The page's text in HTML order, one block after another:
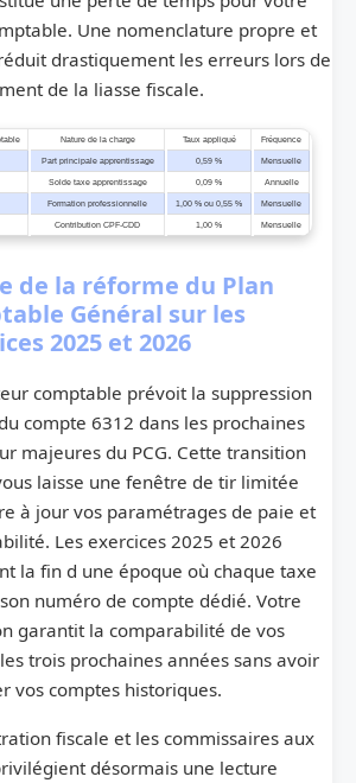
Une nomenclature propre et
drastiquement les erreurs lors de
de la liasse fiscale.
Nature de la charge Taux appliqué Fréquence
Part principale apprentissage 0,59 % Mensuelle
Solde taxe apprentissage 0,09 % Annuelle
Formation professionnelle 1,00 % ou 0,55 % Mensuelle
Contribution CPF-CDD 1,00 % Mensuelle
de la réforme du Plan
Général sur les
2025 et 2026
comptable prévoit la suppression
compte 6312 dans les prochaines
majeures du PCG. Cette transition
laisse une fenêtre de tir limitée
à jour vos paramétrages de paie et
Les exercices 2025 et 2026
la fin d une époque où chaque taxe
numéro de compte dédié. Votre
garantit la comparabilité de vos
trois prochaines années sans avoir
vos comptes historiques.
fiscale et les commissaires aux
désormais une lecture